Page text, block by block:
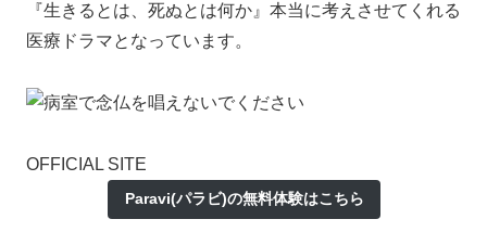
『生きるとは、死ぬとは何か』本当に考えさせてくれる
医療ドラマとなっています。
OFFICIAL SITE
Paravi(パラビ)の無料体験はこちら